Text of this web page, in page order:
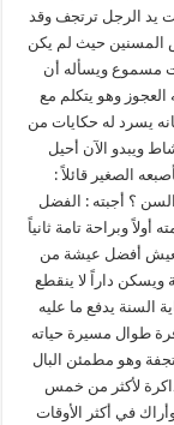
يد الرجل ترتجف وقد
المسنين حيث لم يكن
مسموع ويسأله أن
وهو يتكلم مع
يسرد له حكايات من
ويبدو الآن أحيل
الصغير قائلاً :
؟ أجبته : الفضل
وبراحة تامة ثانياً
أفضل عيشة من
ويسكن داراً لا ينقطع
السنة يدفع ما عليه
طوال مسيرة حياته
وهو مطمئن البال
لأكثر من خمس
في أكثر الأوقات